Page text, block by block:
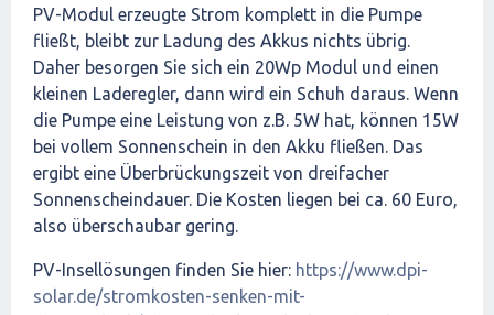
PV-Modul erzeugte Strom komplett in die Pumpe
fließt, bleibt zur Ladung des Akkus nichts übrig.
Daher besorgen Sie sich ein 20Wp Modul und einen
kleinen Laderegler, dann wird ein Schuh daraus. Wenn
die Pumpe eine Leistung von z.B. 5W hat, können 15W
bei vollem Sonnenschein in den Akku fließen. Das
ergibt eine Überbrückungszeit von dreifacher
Sonnenscheindauer. Die Kosten liegen bei ca. 60 Euro,
also überschaubar gering.
PV-Insellösungen finden Sie hier: https://www.dpi-
solar.de/stromkosten-senken-mit-